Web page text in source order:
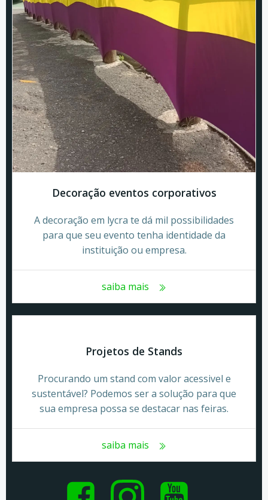
Decoração eventos corporativos
A decoração em lycra te dá mil possibilidades
para que seu evento tenha identidade da
instituição ou empresa.
saiba mais
Projetos de Stands
Procurando um stand com valor acessivel e
sustentável? Podemos ser a solução para que
sua empresa possa se destacar nas feiras.
saiba mais